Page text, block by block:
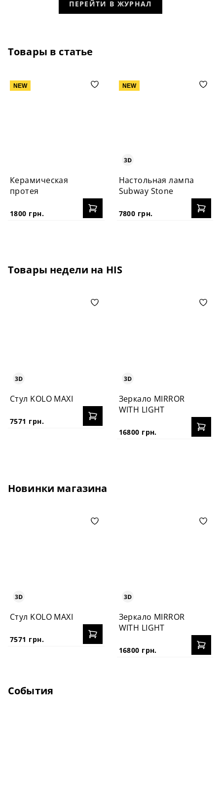
ПЕРЕЙТИ В ЖУРНАЛ
Товары в статье
NEW
Керамическая
протея
1800 грн.
NEW
Настольная лампа
Subway Stone
7800 грн.
Товары недели на HIS
Стул KOLO MAXI
7571 грн.
Зеркало MIRROR
WITH LIGHT
16800 грн.
Новинки магазина
Стул KOLO MAXI
7571 грн.
Зеркало MIRROR
WITH LIGHT
16800 грн.
События